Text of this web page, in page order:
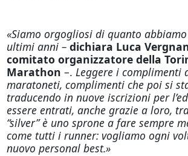
«Siamo orgogliosi di quanto
ultimi anni – dichiara Luca
comitato organizzatore della
Marathon –. Leggere i complimenti
maratoneti, complimenti che poi si
traducendo in nuove iscrizioni per
essere entrati, anche grazie a loro,
“silver” è uno sprone a fare sempre
come tutti i runner: vogliamo ogni
nuovo personal best.»